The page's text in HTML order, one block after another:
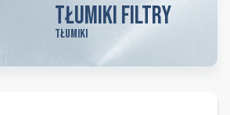
Tłumiki filtry
Tłumiki